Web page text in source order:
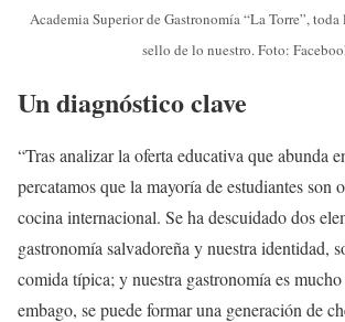
Academia Superior de Gastronomía “La Torre”,
sello de lo nuestro. Foto:
Un diagnóstico clave
“Tras analizar la oferta educativa que abunda
percatamos que la mayoría de estudiantes son
cocina internacional. Se ha descuidado dos
gastronomía salvadoreña y nuestra identidad,
comida típica; y nuestra gastronomía es
embago, se puede formar una generación de